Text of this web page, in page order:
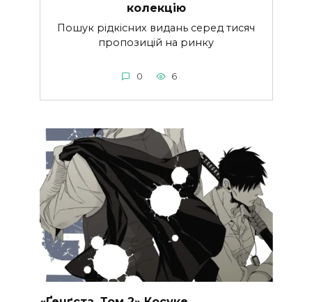
колекцію
Пошук рідкісних видань серед тисяч
пропозицій на ринку
0 6